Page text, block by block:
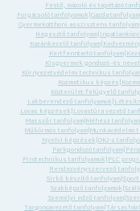
Festő, mázoló és tapétázó
Forgácsoló tanfolyamok Gazda tanfolyam|
Gyermekotthoni asszisztens tanfolyam|
Hegesztő tanfolyam
Kazánkezelő tanfolyam|
Kertfenntartó tanfolyam|
Kisgyermek gondozó -és
Környezetvédelmi technikus
Kozmetikus képzés
Közterület felügyelő
Lakberendező tanfolyamok
Lovas képzések Lovastúra vezető
Masszőr tanfolyam| Méhész
Műkörmös tanfolyam Munkavédelmi
Nyelvi képzések OKJ-s
Parkgondozó tanfolyam|
Pirotechnikus tanfolyamok PLC
Rendezvényszervező
Sírkő készítő tanfolyam
Szakképző tanfolyamok
Személyi edző tanfolyam|
Targoncavezető tanfolyam